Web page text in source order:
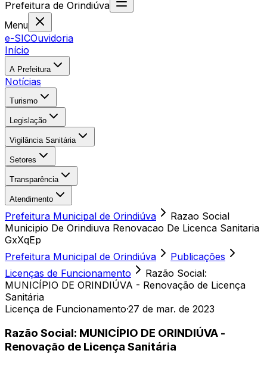
Prefeitura de Orindiúva
Menu
e-SICOuvidoria
Início
A Prefeitura
Notícias
Turismo
Legislação
Vigilância Sanitária
Setores
Transparência
Atendimento
Prefeitura Municipal de Orindiúva
Razao Social
Municipio De Orindiuva Renovacao De Licenca Sanitaria
GxXqEp
Prefeitura Municipal de Orindiúva
Publicações
Licenças de Funcionamento
Razão Social:
MUNICÍPIO DE ORINDIÚVA - Renovação de Licença
Sanitária
Licença de Funcionamento·27 de mar. de 2023
Razão Social: MUNICÍPIO DE ORINDIÚVA -
Renovação de Licença Sanitária